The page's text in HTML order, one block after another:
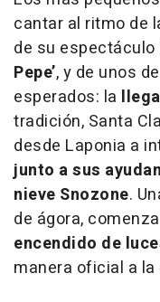
cantar al ritmo de
de su espectáculo
Pepe’, y de unos
esperados: la
tradición, Santa
desde Laponia a
junto a sus
nieve Snozone.
de ágora,
encendido de
manera oficial a